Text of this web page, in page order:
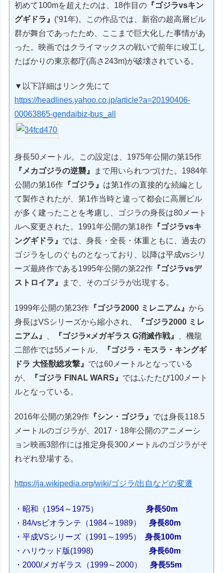
初めて100mを超えたのは、18作目の 『ゴジラvsキン
グギドラ』 (’91年)。この作品では、新宿の超高層ビル
群が舞台であったため、ここまで巨大化した事情があ
った。映画ではクライマックスの戦いで前年に竣工し
たばかりの東京都庁(高さ243m)が破壊されている。
▼以下詳細はリンク先にて
https://headlines.yahoo.co.jp/article?a=20190406-
00063865-gendaibiz-bus_all
身長50メートル。この設定は、1975年公開の第15作
『メカゴジラの逆襲』
まで用いられつづけた。1984年
公開の第16作 『ゴジラ』 は第1作の直接的な続編とし
て製作されたが、第1作当時と違って都会に高層ビル
が多く建ったことを考慮し、ゴジラの身長は80メート
ルへ変更された。1991年公開の第18作 『ゴジラvsキ
ングギドラ』 では、身長・全長・体重ともに、過去の
ゴジラをしのぐものとなっており、以降は平成vsシリ
ーズ最終作である1995年公開の第22作 『ゴジラvsデ
ストロイア』
まで、そのゴジラが出現する。
1999年公開の第23作 『ゴジラ2000 ミレニアム』から
身長はVSシリーズから縮小され、
『ゴジラ2000 ミレ
ニアム』
『ゴジラ×メガギラス G消滅作戦』
、機龍
二部作では55メートル、
『ゴジラ・モスラ・キングギ
ドラ 大怪獣総攻撃』 では60メートルとなっている
が、
『ゴジラ FINAL WARS』 ではふたたび100メート
ルとなっている。
2016年公開の第29作 『シン・ゴジラ』 では身長118.5
メートルのゴジラが、2017・18年公開のアニメーシ
ョン映画3部作には推定身長300メートルのゴジラがそ
れぞれ登場する。
https://ja.wikipedia.org/wiki/ゴジラ/出自などの変遷
・昭和 （1954～1975）
身長50m
・84/vsビオランテ （1984～1989）
身長80m
・平成VSシリーズ （1991～1995）
身長100m
・ハリウッド版(1998)身長60m
・2000/メガギラス
（1999～2000） 身長55m